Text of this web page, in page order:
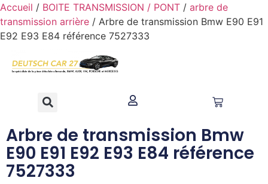
principal
Accueil / BOITE TRANSMISSION / PONT / arbre de
transmission arrière / Arbre de transmission Bmw E90 E91
E92 E93 E84 référence 7527333
Arbre de transmission Bmw
E90 E91 E92 E93 E84 référence
7527333